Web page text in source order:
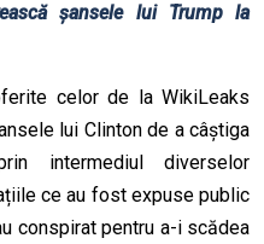
șansele lui Trump la
celor de la WikiLeaks
lui Clinton de a câștiga
intermediul diverselor
ce au fost expuse public
conspirat pentru a-i scădea